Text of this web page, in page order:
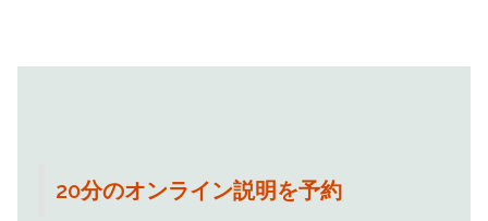
20分のオンライン説明を予約
人事管理を仕組みに任せ、現場
見えなかった人件費のムダを可